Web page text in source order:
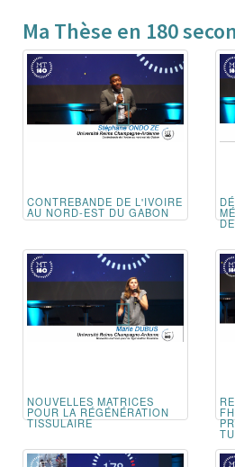
Ma Thèse en 180
CONTREBANDE DE L'IVOIRE
AU NORD-EST DU GABON
NOUVELLES MATRICES
POUR LA RÉGÉNÉRATION
TISSULAIRE